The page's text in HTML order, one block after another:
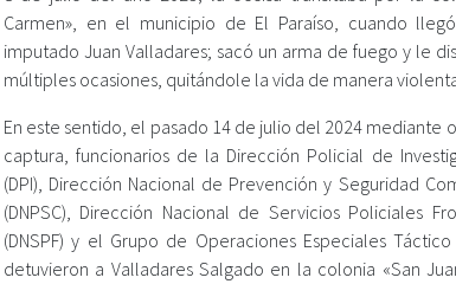
Carmen», en el municipio de El Paraíso, cuando
imputado Juan Valladares; sacó un arma de fuego y le
múltiples ocasiones, quitándole la vida de manera
En este sentido, el pasado 14 de julio del 2024 mediante
captura, funcionarios de la Dirección Policial de
(DPI), Dirección Nacional de Prevención y Seguridad
(DNPSC), Dirección Nacional de Servicios Policiales
(DNSPF) y el Grupo de Operaciones Especiales Táctico
detuvieron a Valladares Salgado en la colonia «San